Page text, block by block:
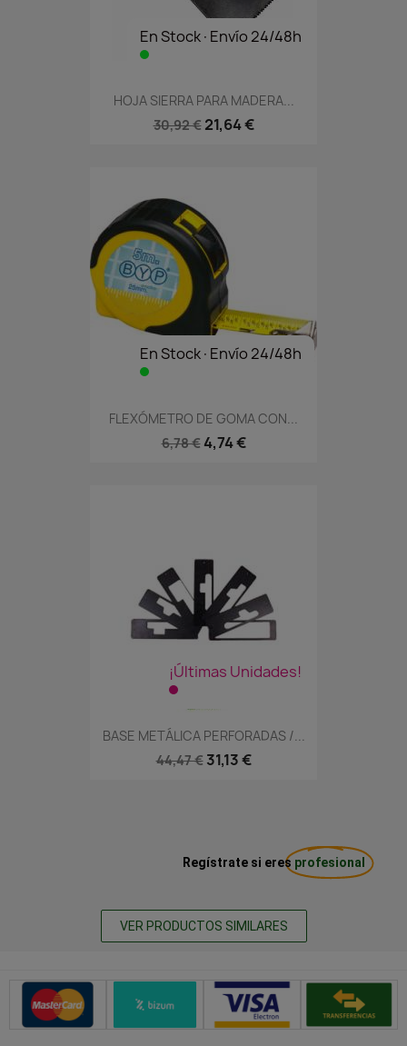
En Stock·Envío 24/48h
HOJA SIERRA PARA MADERA...
30,92 € 21,64 €
En Stock·Envío 24/48h
FLEXÓMETRO DE GOMA CON...
6,78 € 4,74 €
¡Últimas Unidades!
BASE METÁLICA PERFORADAS /...
44,47 € 31,13 €
Regístrate si eres profesional
VER PRODUCTOS SIMILARES
Métodos de pago seguros